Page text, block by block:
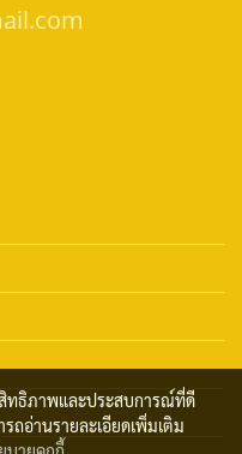
สิทธิภาพและประสบการณ์ที่ดี
ถอ่านรายละเอียดเพิ่มเติม